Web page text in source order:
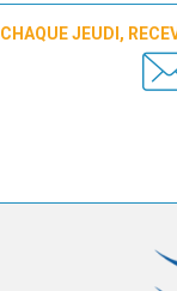
CHAQUE JEUDI,